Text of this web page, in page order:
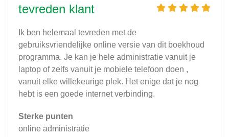
tevreden klant
Ik ben helemaal tevreden met de
gebruiksvriendelijke online versie van dit boekhoud
programma. Je kan je hele administratie vanuit je
laptop of zelfs vanuit je mobiele telefoon doen ,
vanuit elke willekeurige plek. Het enige dat je nog
hebt is een goede internet verbinding.
Sterke punten
online administratie